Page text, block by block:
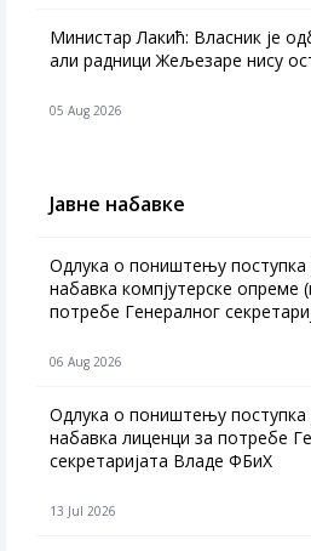
Министар Лакић: Власник је
али радници Жељезаре нису
05 Aug 2026
Јавне набавке
Одлука о поништењу поступка
набавка компјутерске опреме
потребе Генералног
06 Aug 2026
Одлука о поништењу поступка
набавка лиценци за потребе
секретаријата Владе ФБиХ
13 Jul 2026